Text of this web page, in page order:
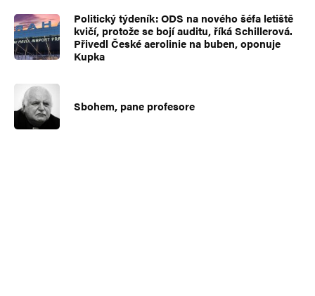
Politický týdeník: ODS na nového šéfa letiště
kvičí, protože se bojí auditu, říká Schillerová.
Přivedl České aerolinie na buben, oponuje
Kupka
Sbohem, pane profesore